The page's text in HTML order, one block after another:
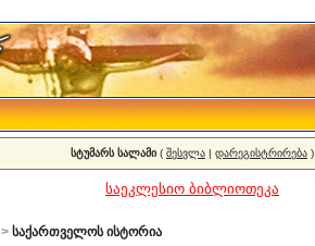
სტუმარს სალამი( შესვლა| დარეგისტრირება)
საეკლესიო ბიბლიოთეკა
>საქართველოს ისტორია